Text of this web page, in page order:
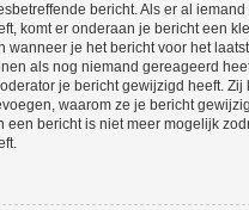
bericht. Als er al
komt er onderaan je bericht een
wanneer je het bericht voor het
als nog niemand gereageerd
je bericht gewijzigd heeft. Zij
waarom ze je bericht
een bericht is niet meer mogelijk